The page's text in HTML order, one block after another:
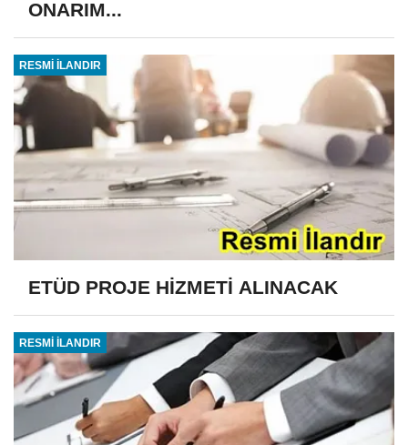
ONARIM...
RESMİ İLANDIR
ETÜD PROJE HİZMETİ ALINACAK
RESMİ İLANDIR